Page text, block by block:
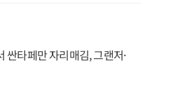
타페만 자리매김, 그랜저·